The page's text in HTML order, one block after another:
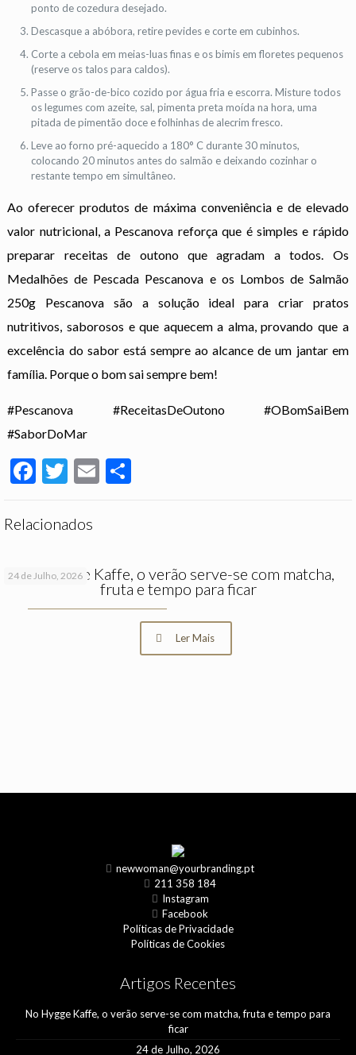
ponto de cozedura desejado.
Descasque a abóbora, retire pevides e corte em cubinhos.
Corte a cebola em meias-luas finas e os bimis em floretes pequenos
(reserve os talos para caldos).
Passe o grão-de-bico cozido por água fria e escorra. Misture todos
os legumes com azeite, sal, pimenta preta moída na hora, uma
pitada de pimentão doce e folhinhas de alecrim fresco.
Leve ao forno pré-aquecido a 180° C durante 30 minutos,
colocando 20 minutos antes do salmão e deixando cozinhar o
restante tempo em simultâneo.
Ao oferecer produtos de máxima conveniência e de elevado
valor nutricional, a Pescanova reforça que é simples e rápido
preparar receitas de outono que agradam a todos. Os
Medalhões de Pescada Pescanova e os Lombos de Salmão
250g Pescanova são a solução ideal para criar pratos
nutritivos, saborosos e que aquecem a alma, provando que a
excelência do sabor está sempre ao alcance de um jantar em
família. Porque o bom sai sempre bem!
#Pescanova #ReceitasDeOutono #OBomSaiBem
#SaborDoMar
Facebook
Twitter
Email
Relacionados
24 de Julho, 2026
No Hygge Kaffe, o verão serve-se com matcha,
fruta e tempo para ficar
Ler Mais
newwoman@yourbranding.pt
211 358 184
Instagram
Facebook
Políticas de Privacidade
Políticas de Cookies
Artigos Recentes
No Hygge Kaffe, o verão serve-se com matcha, fruta e tempo para
ficar
24 de Julho, 2026